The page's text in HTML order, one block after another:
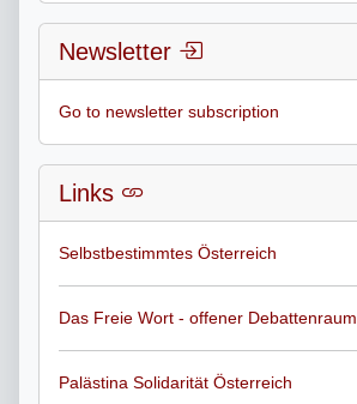
Newsletter
Go to newsletter subscription
Links
Selbstbestimmtes Österreich
Das Freie Wort - offener Debattenraum
Palästina Solidarität Österreich